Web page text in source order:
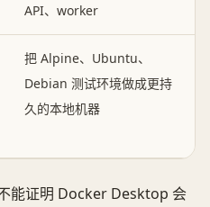
API、worker
把 Alpine、Ubuntu、
Debian 测试环境做成更持
久的本地机器
能证明 Docker Desktop 会